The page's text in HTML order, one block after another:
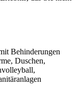
Behinderungen
Duschen,